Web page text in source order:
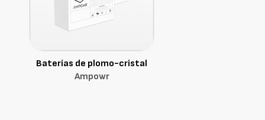
Baterías de plomo-cristal
Ampowr